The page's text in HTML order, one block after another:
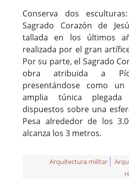
Conserva dos
Sagrado Corazón de
tallada en los últimos
realizada por el gran
Por su parte, el Sagrado
obra atribuida a
presentándose como
amplia túnica
dispuestos sobre una
Pesa alrededor de los
alcanza los 3 metros.
Arquitectura militar